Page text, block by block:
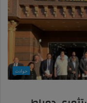
حوادث